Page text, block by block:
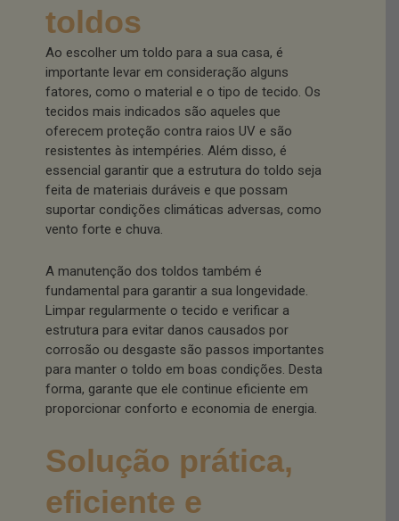
toldos
Ao escolher um toldo para a sua casa, é
importante levar em consideração alguns
fatores, como o material e o tipo de tecido. Os
tecidos mais indicados são aqueles que
oferecem proteção contra raios UV e são
resistentes às intempéries. Além disso, é
essencial garantir que a estrutura do toldo seja
feita de materiais duráveis e que possam
suportar condições climáticas adversas, como
vento forte e chuva.
A manutenção dos toldos também é
fundamental para garantir a sua longevidade.
Limpar regularmente o tecido e verificar a
estrutura para evitar danos causados por
corrosão ou desgaste são passos importantes
para manter o toldo em boas condições. Desta
forma, garante que ele continue eficiente em
proporcionar conforto e economia de energia.
Solução prática,
eficiente e